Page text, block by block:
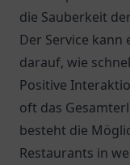
die Sauberkeit
Der Service kann
darauf, wie
Positive
oft das
besteht die
Restaurants in